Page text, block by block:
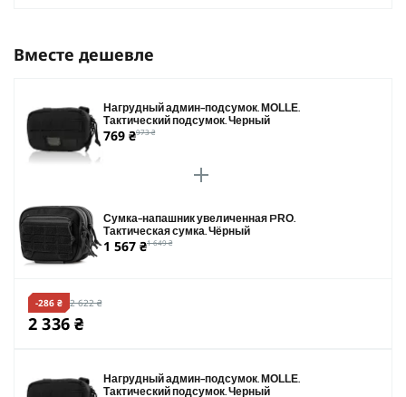
Вместе дешевле
Нагрудный админ-подсумок. MOLLE.
Тактический подсумок. Черный
769 ₴973 ₴
Сумка-напашник увеличенная PRO.
Тактическая сумка. Чёрный
1 567 ₴1 649 ₴
-286 ₴ 2 622 ₴
2 336 ₴
Нагрудный админ-подсумок. MOLLE.
Тактический подсумок. Черный